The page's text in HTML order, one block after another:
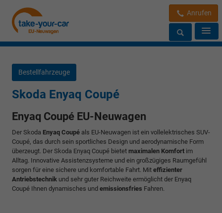
Anrufen
Bestellfahrzeuge
Skoda Enyaq Coupé
Enyaq Coupé EU-Neuwagen
Der Skoda Enyaq Coupé als EU-Neuwagen ist ein vollelektrisches SUV-
Coupé, das durch sein sportliches Design und aerodynamische Form
überzeugt. Der Skoda Enyaq Coupé bietet maximalen Komfort im
Alltag. Innovative Assistenzsysteme und ein großzügiges Raumgefühl
sorgen für eine sichere und komfortable Fahrt. Mit effizienter
Antriebstechnik und sehr guter Reichweite ermöglicht der Enyaq
Coupé Ihnen dynamisches und emissionsfries Fahren.